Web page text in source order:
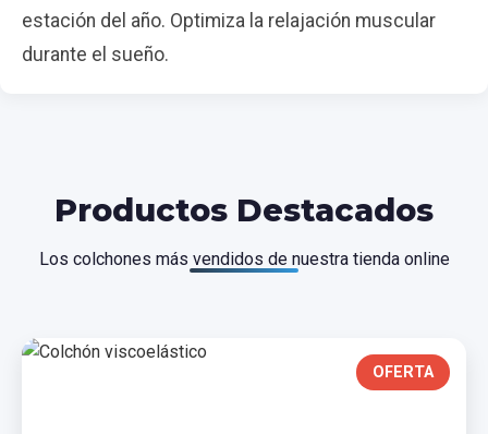
estación del año. Optimiza la relajación muscular
durante el sueño.
Productos Destacados
Los colchones más vendidos de nuestra tienda online
OFERTA